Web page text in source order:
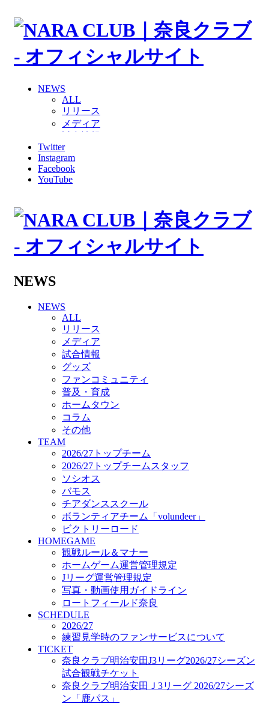
NEWS
ALL
リリース
メディア
グッズ
ファンコミュニティ
普及・育成
ホームタウン
その他
TEAM
2026/27トップチームスタッフ
ビクトリーロード
HOMEGAME
観戦ルール＆マナー
ホームゲーム運営管理規定
Jリーグ運営管理規定
写真・動画使用ガイドライン
ロートフィールド奈良
SCHEDULE
2026/27
練習見学時のファンサービスについて
TICKET
奈良クラブ明治安田J3リーグ2026/27シーズン
試合観戦チケット
奈良クラブ明治安田Ｊ3リーグ 2026/27シーズ
ン「鹿パス」
観戦ルール＆マナー
FANCOMMUNITY
2026/27ファンコミュニティ
サポートショップ
GOODS
オフィシャルストア（実店舗）
オンラインストア
ACADEMY
アカデミーについて
プロジェクト
コーチ&スタッフ
ジュニア
ジュニアユース
ユース
練習拠点（ナラディーア）
SCHOOL
CLUB
2026/27 パートナー企業
Twitter
Instagram
Facebook
YouTube
NEWS
NEWS
ALL
リリース
メディア
試合情報
グッズ
ファンコミュニティ
普及・育成
ホームタウン
コラム
その他
TEAM
2026/27トップチーム
2026/27トップチームスタッフ
ソシオス
バモス
チアダンススクール
ボランティアチーム「volundeer」
ビクトリーロード
HOMEGAME
観戦ルール＆マナー
ホームゲーム運営管理規定
Jリーグ運営管理規定
写真・動画使用ガイドライン
ロートフィールド奈良
SCHEDULE
2026/27
練習見学時のファンサービスについて
TICKET
奈良クラブ明治安田J3リーグ2026/27シーズン
試合観戦チケット
奈良クラブ明治安田Ｊ3リーグ 2026/27シーズ
ン「鹿パス」